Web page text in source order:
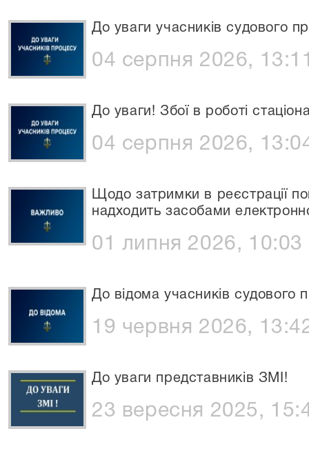
До уваги учасників судового
04 серпня 2026,
До уваги! Збої в роботі
04 серпня 2026,
Щодо затримки в реєстрації
надходить засобами
01 липня 2026, 10:03
До відома учасників судового
19 червня 2026,
До уваги представників ЗМІ!
23 вересня 2025,